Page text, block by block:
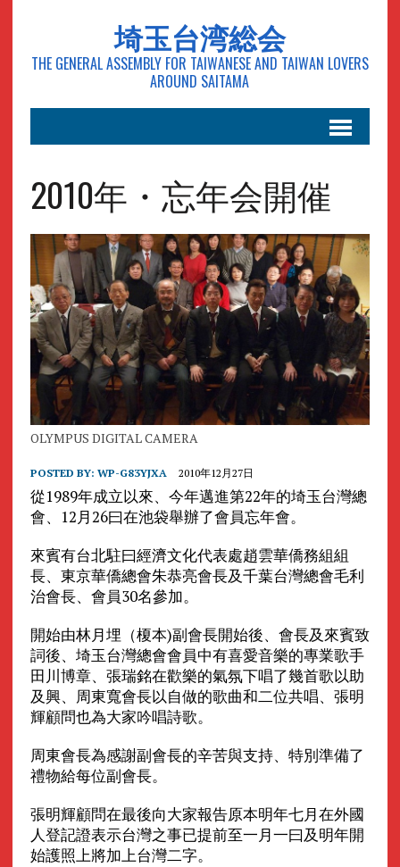
埼玉台湾総会
THE GENERAL ASSEMBLY FOR TAIWANESE AND TAIWAN LOVERS
AROUND SAITAMA
2010年・忘年会開催
OLYMPUS DIGITAL CAMERA
POSTED BY: WP-G83YJXA 2010年12月27日
從1989年成立以來、今年邁進第22年的埼玉台灣總
會、12月26曰在池袋舉辦了會員忘年會。
來賓有台北駐曰經濟文化代表處趙雲華僑務組組
長、東京華僑總會朱恭亮會長及千葉台灣總會毛利
治會長、會員30名參加。
開始由林月埋（榎本)副會長開始後、會長及來賓致
詞後、埼玉台灣總會會員中有喜愛音樂的專業歌手
田川博章、張瑞銘在歡樂的氣氛下唱了幾首歌以助
及興、周東寬會長以自做的歌曲和二位共唱、張明
輝顧問也為大家吟唱詩歌。
周東會長為感謝副會長的辛苦與支持、特別準備了
禮物給每位副會長。
張明輝顧問在最後向大家報告原本明年七月在外國
人登記證表示台灣之事已提前至一月一曰及明年開
始護照上將加上台灣二字。